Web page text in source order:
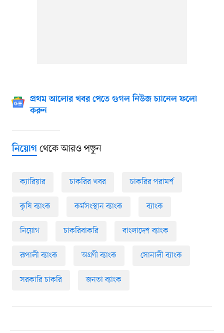
প্রথম আলোর খবর পেতে গুগল নিউজ চ্যানেল ফলো
করুন
নিয়োগথেকে আরও পড়ুন
ক্যারিয়ার চাকরির খবর চাকরির পরামর্শ
কৃষি ব্যাংক কর্মসংস্থান ব্যাংক ব্যাংক
নিয়োগ চাকরিবাকরি বাংলাদেশ ব্যাংক
রূপালী ব্যাংক অগ্রণী ব্যাংক সোনালী ব্যাংক
সরকারি চাকরি জনতা ব্যাংক